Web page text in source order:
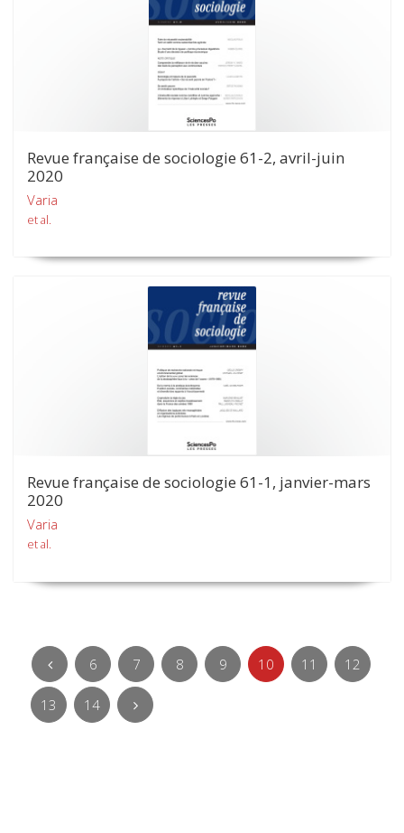
Revue française de sociologie 61-2, avril-juin
2020
Varia
et al.
Revue française de sociologie 61-1, janvier-mars
2020
Varia
et al.
6 7 8 9 10 11 12
13 14